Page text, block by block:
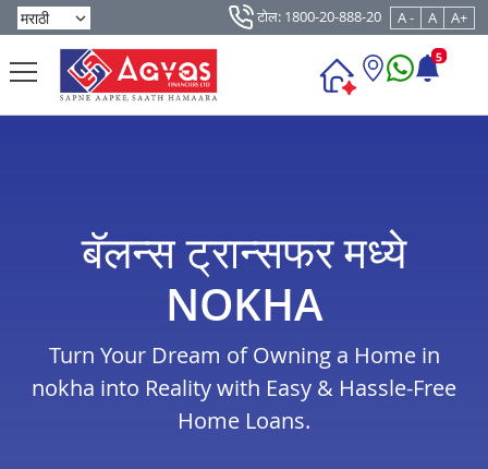
टोल: 1800-20-888-20 A - A A+
5
बॅलन्स ट्रान्सफर मध्ये
NOKHA
Turn Your Dream of Owning a Home in
nokha into Reality with Easy & Hassle-Free
Home Loans.